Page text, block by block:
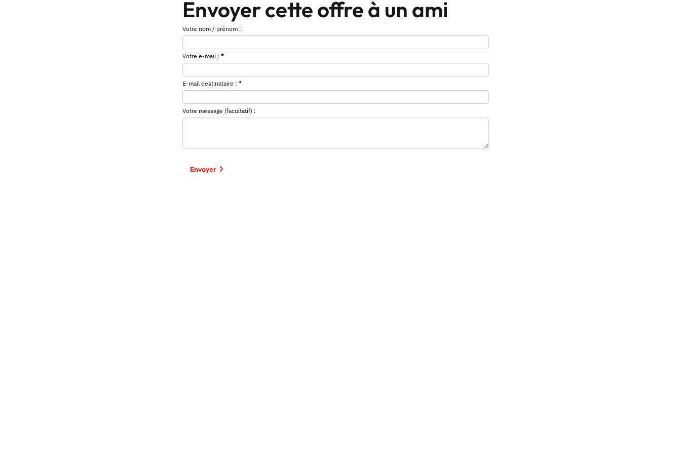
Envoyer cette offre à un ami
Votre nom / prénom :
Votre e-mail : *
E-mail destinataire : *
Votre message (facultatif) :
Envoyer